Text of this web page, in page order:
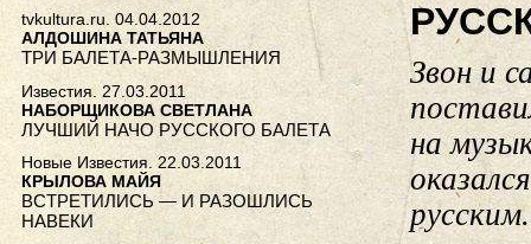
Звон и
на
русским.
tvkultura.ru. 04.04.2012
АЛДОШИНА ТАТЬЯНА
ТРИ БАЛЕТА-РАЗМЫШЛЕНИЯ
Известия. 27.03.2011
НАБОРЩИКОВА СВЕТЛАНА
ЛУЧШИЙ НАЧО РУССКОГО БАЛЕТА
Новые Известия. 22.03.2011
КРЫЛОВА МАЙЯ
ВСТРЕТИЛИСЬ — И РАЗОШЛИСЬ
НАВЕКИ